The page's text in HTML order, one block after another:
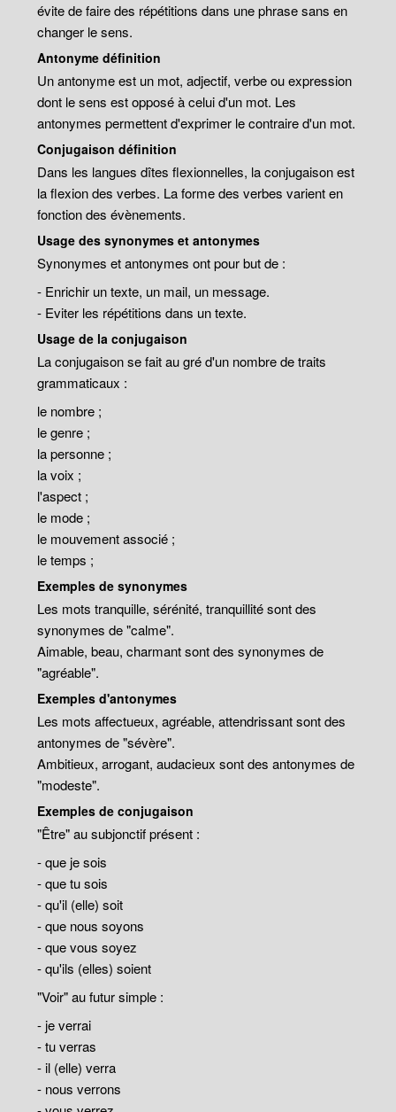
évite de faire des répétitions dans une phrase sans en
changer le sens.
Antonyme définition
Un antonyme est un mot, adjectif, verbe ou expression
dont le sens est opposé à celui d'un mot. Les
antonymes permettent d'exprimer le contraire d'un mot.
Conjugaison définition
Dans les langues dîtes flexionnelles, la conjugaison est
la flexion des verbes. La forme des verbes varient en
fonction des évènements.
Usage des synonymes et antonymes
Synonymes et antonymes ont pour but de :
- Enrichir un texte, un mail, un message.
- Eviter les répétitions dans un texte.
Usage de la conjugaison
La conjugaison se fait au gré d'un nombre de traits
grammaticaux :
le nombre ;
le genre ;
la personne ;
la voix ;
l'aspect ;
le mode ;
le mouvement associé ;
le temps ;
Exemples de synonymes
Les mots tranquille, sérénité, tranquillité sont des
synonymes de "calme".
Aimable, beau, charmant sont des synonymes de
"agréable".
Exemples d'antonymes
Les mots affectueux, agréable, attendrissant sont des
antonymes de "sévère".
Ambitieux, arrogant, audacieux sont des antonymes de
"modeste".
Exemples de conjugaison
"Être" au subjonctif présent :
- que je sois
- que tu sois
- qu'il (elle) soit
- que nous soyons
- que vous soyez
- qu'ils (elles) soient
"Voir" au futur simple :
- je verrai
- tu verras
- il (elle) verra
- nous verrons